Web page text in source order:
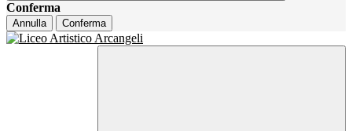
Conferma
Annulla Conferma